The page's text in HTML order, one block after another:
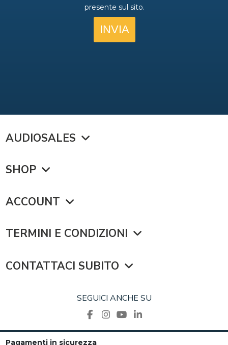
AUDIOSALES
SHOP
ACCOUNT
TERMINI E CONDIZIONI
CONTATTACI SUBITO
SEGUICI ANCHE SU
Pagamenti in sicurezza